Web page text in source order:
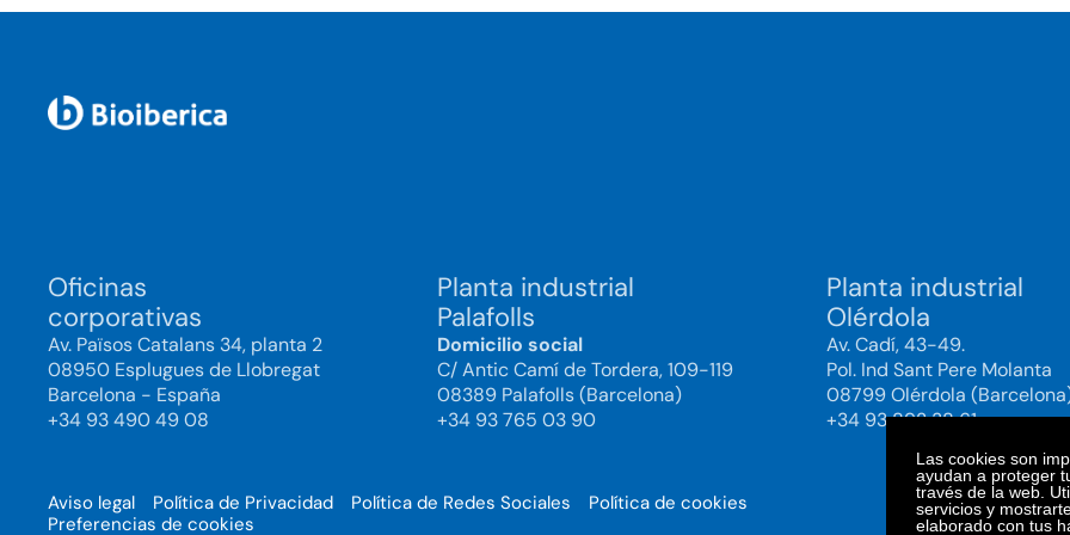
Las cookies son
ayudan a proteger
través de la web.
servicios y
elaborado con tus
Oficinas
corporativas
Av. Països Catalans 34, planta 2
08950 Esplugues de Llobregat
Barcelona - España
+34 93 490 49 08
Planta industrial
Palafolls
Domicilio social
C/ Antic Camí de Tordera, 109-119
08389 Palafolls (Barcelona)
+34 93 765 03 90
Planta industrial
Olérdola
Av. Cadí, 43-49.
Pol. Ind Sant Pere Molanta
08799 Olérdola
+34 93 892 38 61
Aviso legal Política de Privacidad Política de Redes Sociales
Política de cookies
Preferencias de cookies
© 2025.